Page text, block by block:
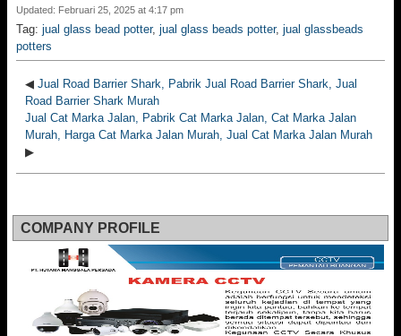
Updated: Februari 25, 2025 at 4:17 pm
Tag: jual glass bead potter, jual glass beads potter, jual glassbeads
potters
◀ Jual Road Barrier Shark, Pabrik Jual Road Barrier Shark, Jual
Road Barrier Shark Murah
Jual Cat Marka Jalan, Pabrik Cat Marka Jalan, Cat Marka Jalan
Murah, Harga Cat Marka Jalan Murah, Jual Cat Marka Jalan Murah
▶
COMPANY PROFILE